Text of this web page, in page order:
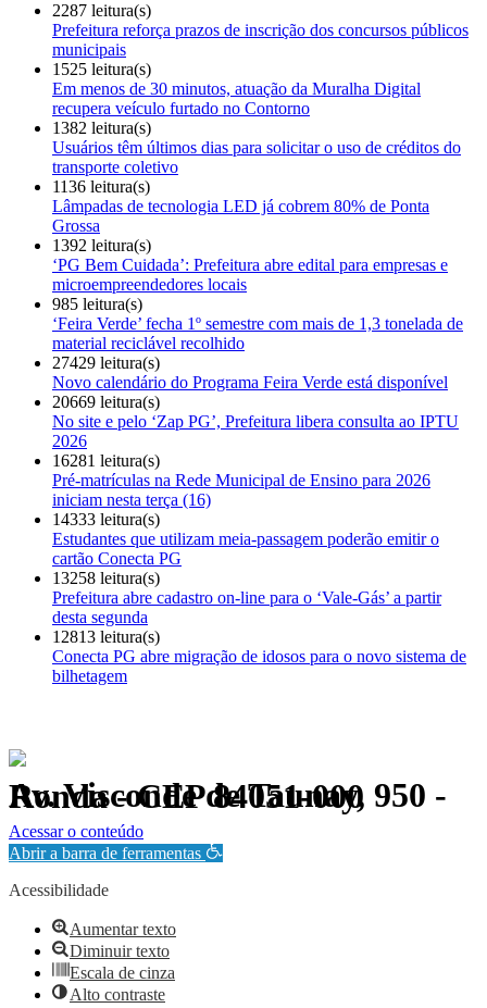
2287 leitura(s)
Prefeitura reforça prazos de inscrição dos concursos públicos
municipais
1525 leitura(s)
Em menos de 30 minutos, atuação da Muralha Digital
recupera veículo furtado no Contorno
1382 leitura(s)
Usuários têm últimos dias para solicitar o uso de créditos do
transporte coletivo
1136 leitura(s)
Lâmpadas de tecnologia LED já cobrem 80% de Ponta
Grossa
1392 leitura(s)
‘PG Bem Cuidada’: Prefeitura abre edital para empresas e
microempreendedores locais
985 leitura(s)
‘Feira Verde’ fecha 1º semestre com mais de 1,3 tonelada de
material reciclável recolhido
27429 leitura(s)
Novo calendário do Programa Feira Verde está disponível
20669 leitura(s)
No site e pelo ‘Zap PG’, Prefeitura libera consulta ao IPTU
2026
16281 leitura(s)
Pré-matrículas na Rede Municipal de Ensino para 2026
iniciam nesta terça (16)
14333 leitura(s)
Estudantes que utilizam meia-passagem poderão emitir o
cartão Conecta PG
13258 leitura(s)
Prefeitura abre cadastro on-line para o ‘Vale-Gás’ a partir
desta segunda
12813 leitura(s)
Conecta PG abre migração de idosos para o novo sistema de
bilhetagem
Av. Visconde de Taunay, 950 - Ronda - CEP 84051-000
Política de Privacidade.
Acessar o conteúdo
Abrir a barra de ferramentas
Acessibilidade
Aumentar texto
Diminuir texto
Escala de cinza
Alto contraste